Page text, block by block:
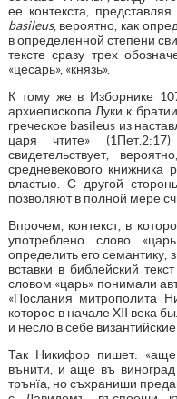
ее контекста,
basileus, вероятно, как
в определенной степени
тексте сразу трех
«цесарь», «князь».
К тому же в Изборнике
архиепископа Луки к
греческое basileus из
царя чтите»
свидетельствует,
средневекового книжника
властью. С другой
позволяют в полной мере
Впрочем, контекст, в
употреблено слово
определить его семантику,
вставки в библейский
словом «царь» понимали
«Послания митрополита
которое в начале XII века
и несло в себе
Так Никифор пишет:
вънити, и аще въ
трънїа, но съхраниши